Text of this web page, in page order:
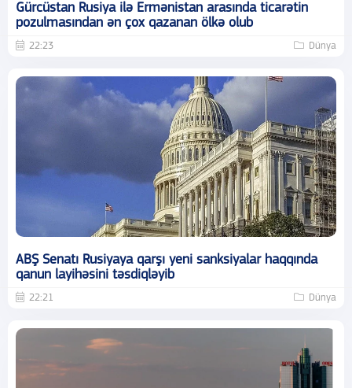
Gürcüstan Rusiya ilə Ermənistan arasında ticarətin
pozulmasından ən çox qazanan ölkə olub
22:23 Dünya
ABŞ Senatı Rusiyaya qarşı yeni sanksiyalar haqqında
qanun layihəsini təsdiqləyib
22:21 Dünya